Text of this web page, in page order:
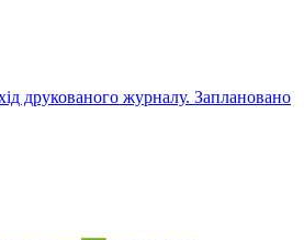
друкованого журналу. Заплановано